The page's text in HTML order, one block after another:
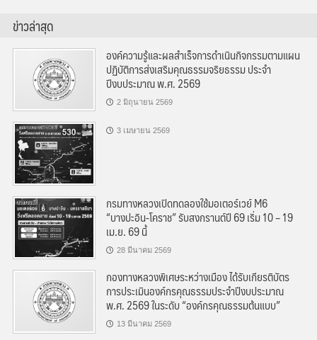
ข่าวล่าสุด
องค์ความรู้และผลสำเร็จการดำเนินกิจกรรมตามแผน
ปฏิบัติการส่งเสริมคุณธรรมจริยธรรม ประจำ
ปีงบประมาณ พ.ศ. 2569
2 มิถุนายน 2569
3 เมษายน 2569
กรมทางหลวงเปิดทดลองใช้มอเตอร์เวย์ M6
“บางปะอิน-โคราช” รับสงกรานต์ปี 69 เริ่ม 10 – 19
เม.ย. 69 นี้
28 มีนาคม 2569
กองทางหลวงพิเศษระหว่างเมือง ได้รับเกียรติบัตร
การประเมินองค์กรคุณธรรมประจำปีงบประมาณ
พ.ศ. 2569 ในระดับ “องค์กรคุณธรรมต้นแบบ”
13 มีนาคม 2569